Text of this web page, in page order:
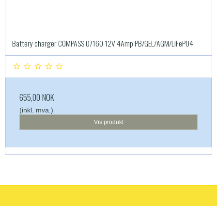
Battery charger COMPASS 07160 12V 4Amp PB/GEL/AGM/LiFePO4
655,00 NOK
(inkl. mva.)
Vis produkt